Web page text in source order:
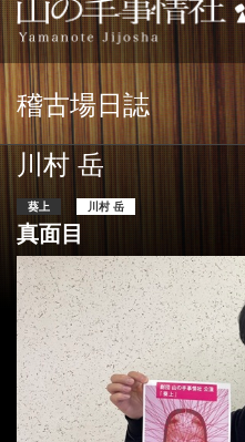
稽古場日誌
川村 岳
葵上 川村 岳
真面目